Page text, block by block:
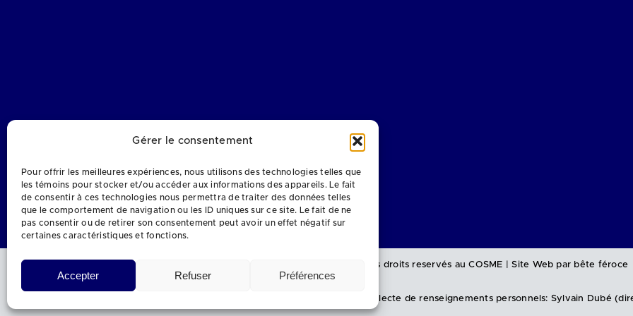
Gérer le consentement
Pour offrir les meilleures expériences, nous utilisons des technologies telles que
les témoins pour stocker et/ou accéder aux informations des appareils. Le fait
de consentir à ces technologies nous permettra de traiter des données telles
que le comportement de navigation ou les ID uniques sur ce site. Le fait de ne
pas consentir ou de retirer son consentement peut avoir un effet négatif sur
certaines caractéristiques et fonctions.
Accepter Refuser Préférences
2026 Tous droits reservés au COSME Site Web par bête féroce
Personne responsable de la collecte de renseignements personnels: Sylvain Dubé (